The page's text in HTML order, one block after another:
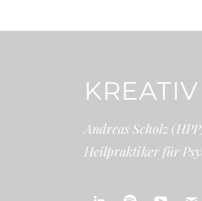
Andreas Scholz
Heilpraktiker für